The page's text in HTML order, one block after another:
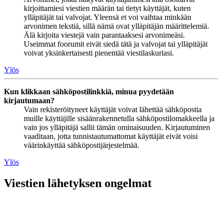
kirjoittamiesi viestien määrän tai tietyt käyttäjät, kuten
ylläpitäjät tai valvojat. Yleensä et voi vaihtaa minkään
arvonimen tekstiä, sillä nämä ovat ylläpitäjän määrittelemiä.
Älä kirjoita viestejä vain parantaaksesi arvonimeäsi.
Useimmat foorumit eivät siedä tätä ja valvojat tai ylläpitäjät
voivat yksinkertaisesti pienentää viestilaskuriasi.
Ylös
Kun klikkaan sähköpostilinkkiä, minua pyydetään
kirjautumaan?
Vain rekisteröityneet käyttäjät voivat lähettää sähköpostia
muille käyttäjille sisäänrakennetulla sähköpostilomakkeella ja
vain jos ylläpitäjä sallii tämän ominaisuuden. Kirjautuminen
vaaditaan, jotta tunnistautumattomat käyttäjät eivät voisi
väärinkäyttää sähköpostijärjestelmää.
Ylös
Viestien lähetyksen ongelmat